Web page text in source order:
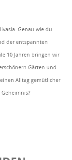
Genau wie du
der entspannten
10 Jahren bringen wir
Gärten und
Alltag gemütlicher